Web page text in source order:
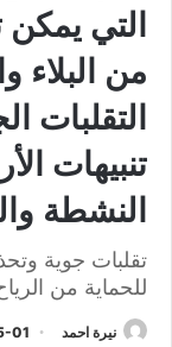
التي
من البلاء
التقلبات
تنبيهات
النشطة
تقلبات جوية
للحماية من
نيرة احمد 01